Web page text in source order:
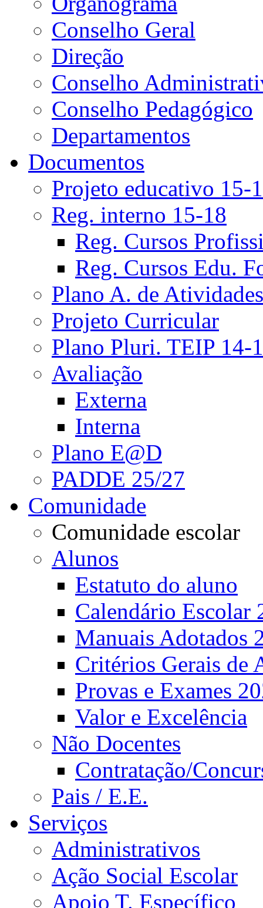
Conselho Geral
Direção
Conselho
Conselho Pedagógico
Departamentos
Documentos
Projeto educativo 15-
Reg. interno 15-18
Reg. Cursos
Reg. Cursos Edu.
Plano A. de Atividades
Projeto Curricular
Plano Pluri. TEIP 14-
Avaliação
Externa
Interna
Plano E@D
PADDE 25/27
Comunidade
Comunidade escolar
Alunos
Estatuto do aluno
Calendário Escolar
Manuais Adotados
Critérios Gerais de
Provas e Exames
Valor e Excelência
Não Docentes
Contratação/
Pais / E.E.
Serviços
Administrativos
Ação Social Escolar
Apoio T. Específico